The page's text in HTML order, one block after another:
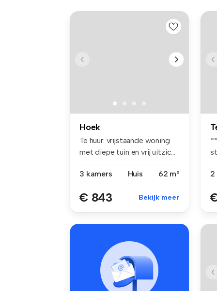
Hoek
Te huur: vrijstaande woning
met diepe tuin en vrij uitzic...
3 kamers Huis 62 m²
€ 843 Bekijk meer